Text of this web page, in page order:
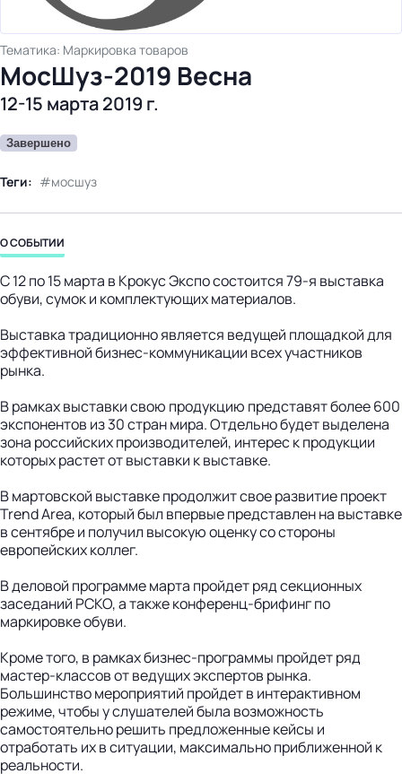
Тематика: Маркировка товаров
МосШуз-2019 Весна
12-15 марта 2019 г.
Завершено
Теги: мосшуз
О СОБЫТИИ
С 12 по 15 марта в Крокус Экспо состоится 79-я выставка
обуви, сумок и комплектующих материалов.
Выставка традиционно является ведущей площадкой для
эффективной бизнес-коммуникации всех участников
рынка.
В рамках выставки свою продукцию представят более 600
экспонентов из 30 стран мира. Отдельно будет выделена
зона российских производителей, интерес к продукции
которых растет от выставки к выставке.
В мартовской выставке продолжит свое развитие проект
Trend Area, который был впервые представлен на выставке
в сентябре и получил высокую оценку со стороны
европейских коллег.
В деловой программе марта пройдет ряд секционных
заседаний РСКО, а также конференц-брифинг по
маркировке обуви.
Кроме того, в рамках бизнес-программы пройдет ряд
мастер-классов от ведущих экспертов рынка.
Большинство мероприятий пройдет в интерактивном
режиме, чтобы у слушателей была возможность
самостоятельно решить предложенные кейсы и
отработать их в ситуации, максимально приближенной к
реальности.